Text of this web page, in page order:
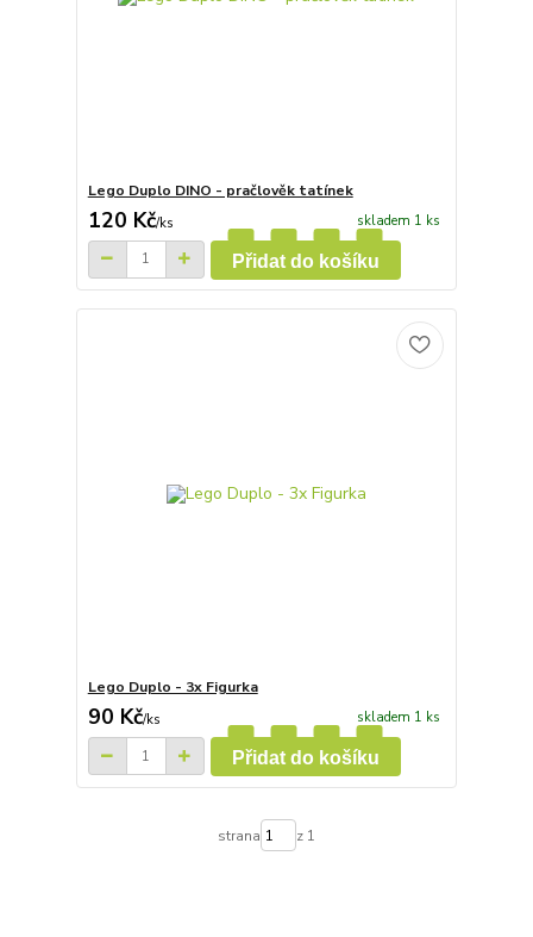
Lego Duplo DINO - pračlověk tatínek
120 Kč/ks skladem 1 ks
Přidat do košíku
Lego Duplo - 3x Figurka
90 Kč/ks skladem 1 ks
Přidat do košíku
strana z 1